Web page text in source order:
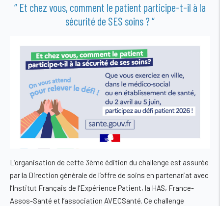
“ Et chez vous, comment le patient participe-t-il à la
sécurité de SES soins ? “
L’organisation de cette 3ème édition du challenge est assurée
par la Direction générale de l’offre de soins en partenariat avec
l’Institut Français de l’Expérience Patient, la HAS, France-
Assos-Santé et l’association AVECSanté. Ce challenge